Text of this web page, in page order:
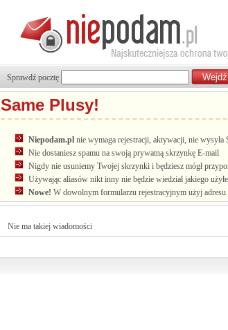
Sprawdź pocztę
Same Plusy!
Niepodam.pl nie wymaga rejestracji, aktywacji, nie
Nie dostaniesz spamu na swoją prywatną skrzynkę E-mail
Nigdy nie usuniemy Twojej skrzynki i będziesz mógł
Używając aliasów nikt inny nie będzie wiedział jakiego
Nowe! W dowolnym formularzu rejestracyjnym użyj
Nie ma takiej wiadomości